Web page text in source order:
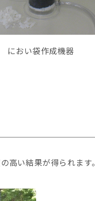
におい袋作成機器
高い結果が得られます。